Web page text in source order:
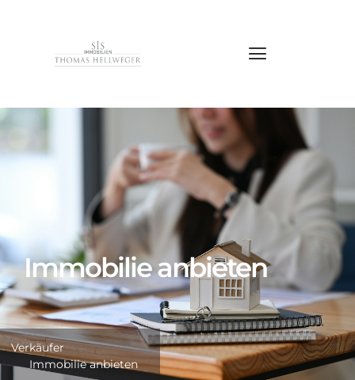
Verkäufer
Immobilie anbieten
Immobilie anbieten